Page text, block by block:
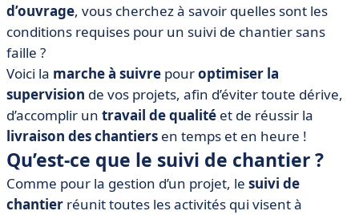
d’ouvrage, vous cherchez à savoir quelles sont les
conditions requises pour un suivi de chantier sans
faille ?
Voici la marche à suivre pouroptimiser la
supervision de vos projets, afin d’éviter toute dérive,
d’accomplir un travail de qualité et de réussir la
livraison des chantiers en temps et en heure !
Qu’est-ce que le suivi de chantier ?
Comme pour la gestion d’un projet, le suivi de
chantier réunit toutes les activités qui visent à